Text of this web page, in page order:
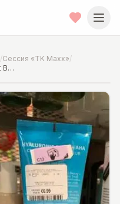
/Сессия «TK Maxx»/
Эксклюзивный скраб для лица Radiant Beauty